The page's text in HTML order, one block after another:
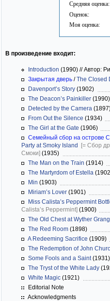
Средняя оценка:
Оценок:
Моя оценка:
В произведение входит:
Introduction (1990) //Автор:
Закрытая дверь /The Closed
Davenport’s Story (1902)
The Deacon’s Painkiller (1990)
Detected by the Camera
From Out the Silence (1934)
The Girl at the Gate (1906)
Семейный сбор на острове
Party at Smoky Island [= Сбор
Смоки] (1935)
The Man on the Train (1914)
The Martyrdom of Estella
Min (1903)
Miriam’s Lover (1901)
Miss Calista’s Peppermint
Calista’s Peppermint] (1900)
The Old Chest at Wyther
The Red Room (1898)
A Redeeming Sacrifice (1909)
The Redemption of John
Some Fools and a Saint(1931)
The Tryst of the White Lady
White Magic (1921)
Editorial Note
Acknowledgments